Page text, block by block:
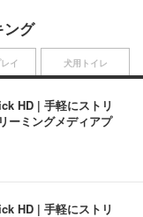
グ
HD | 手軽にストリ
ーミングメディアプ
HD | 手軽にストリ
イ 犬用トイレ